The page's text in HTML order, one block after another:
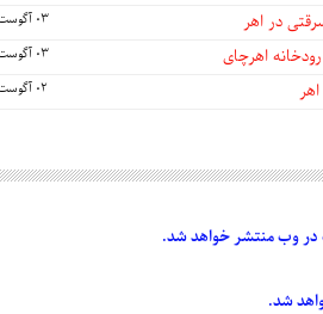
03 آگوست 2026
اهرچای 03 آگوست 2026
02 آگوست 2026
در وب منتشر خواهد شد.
شد.